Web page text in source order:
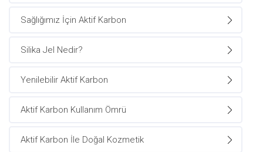
Sağlığımız İçin Aktif Karbon
Silika Jel Nedir?
Yenilebilir Aktif Karbon
Aktif Karbon Kullanım Ömrü
Aktif Karbon İle Doğal Kozmetik